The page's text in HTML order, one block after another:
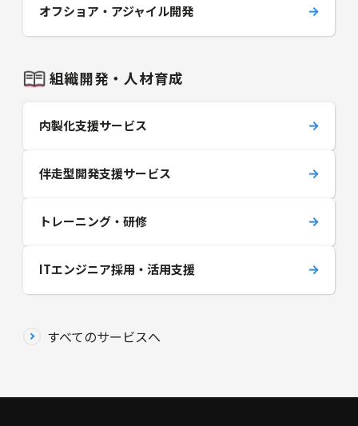
オフショア・アジャイル開発
組織開発・人材育成
内製化支援サービス
伴走型開発支援サービス
トレーニング・研修
ITエンジニア採用・活用支援
すべてのサービスへ